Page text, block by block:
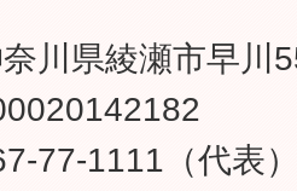
川県綾瀬市早川
77-1111（代表